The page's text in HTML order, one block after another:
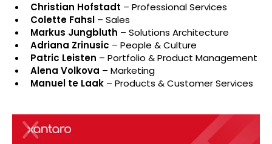
Christian Hofstadt – Professional Services
Colette Fahsl – Sales
Markus Jungbluth – Solutions Architecture
Adriana Zrinusic – People & Culture
Patric Leisten – Portfolio & Product Management
Alena Volkova – Marketing
Manuel te Laak – Products & Customer Services